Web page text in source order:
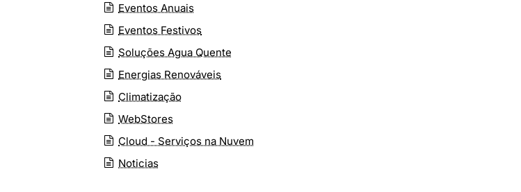
Eventos Anuais
Eventos Festivos
Soluções Agua Quente
Energias Renováveis
Climatização
WebStores
Cloud - Serviços na Nuvem
Noticias